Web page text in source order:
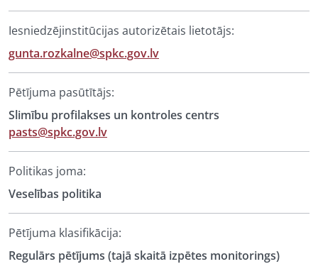
Iesniedzējinstitūcijas autorizētais lietotājs:
gunta.rozkalne@spkc.gov.lv
Pētījuma pasūtītājs:
Slimību profilakses un kontroles centrs
pasts@spkc.gov.lv
Politikas joma:
Veselības politika
Pētījuma klasifikācija:
Regulārs pētījums (tajā skaitā izpētes monitorings)